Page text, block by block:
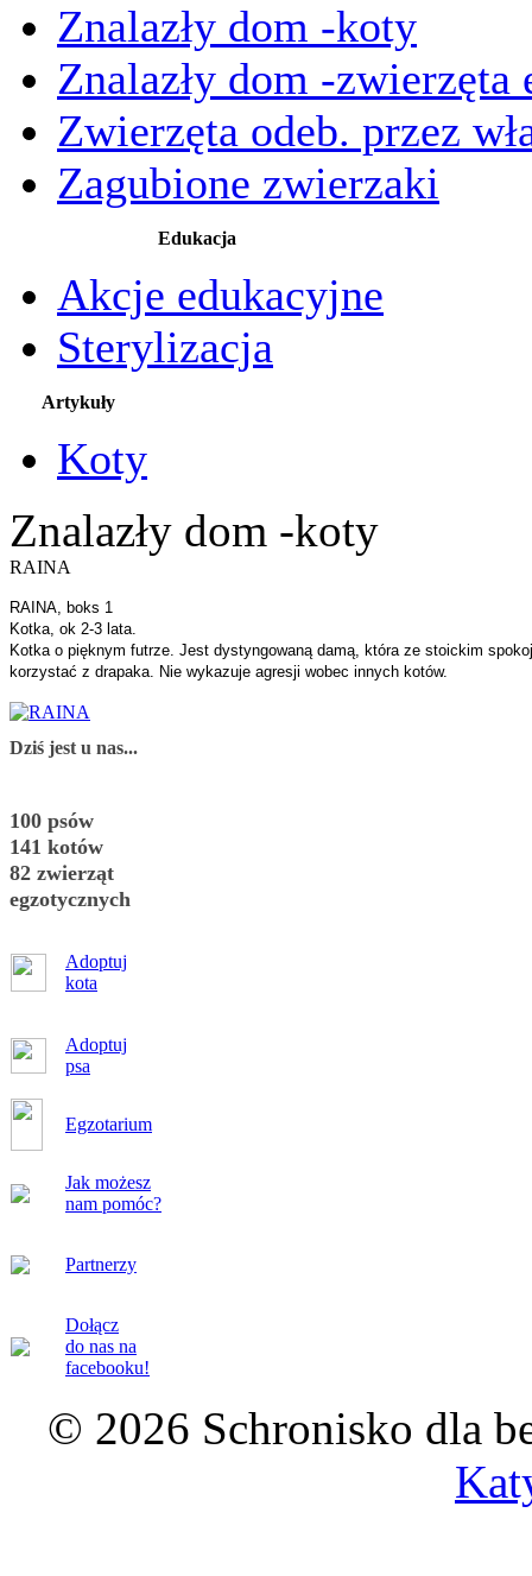
Znalazły dom -koty
Znalazły dom -zwierzęta
Zwierzęta odeb. przez
Zagubione zwierzaki
Edukacja
Akcje edukacyjne
Sterylizacja
Artykuły
Koty
Znalazły dom -koty
RAINA
RAINA, boks 1
Kotka, ok 2-3 lata.
Kotka o pięknym futrze. Jest dystyngowaną damą, która ze stoickim
korzystać z drapaka. Nie wykazuje agresji wobec innych kotów.
Dziś jest u nas...
100 psów
141 kotów
82 zwierząt
egzotycznych
Adoptuj
kota
Adoptuj
psa
Egzotarium
Jak możesz
nam pomóc?
Partnerzy
Dołącz
do nas na
facebooku!
© 2026 Schronisko dla